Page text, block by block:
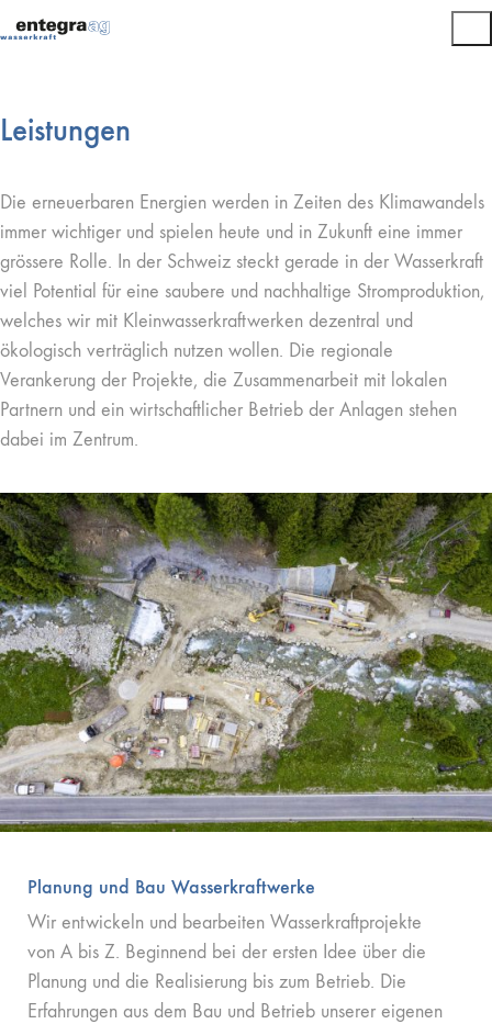
Leistungen
Die erneuerbaren Energien werden in Zeiten des Klimawandels
immer wichtiger und spielen heute und in Zukunft eine immer
grössere Rolle. In der Schweiz steckt gerade in der Wasserkraft
viel Potential für eine saubere und nachhaltige Stromproduktion,
welches wir mit Kleinwasserkraftwerken dezentral und
ökologisch verträglich nutzen wollen. Die regionale
Verankerung der Projekte, die Zusammenarbeit mit lokalen
Partnern und ein wirtschaftlicher Betrieb der Anlagen stehen
dabei im Zentrum.
Planung und Bau Wasserkraftwerke
Wir entwickeln und bearbeiten Wasserkraftprojekte
von A bis Z. Beginnend bei der ersten Idee über die
Planung und die Realisierung bis zum Betrieb. Die
Erfahrungen aus dem Bau und Betrieb unserer eigenen